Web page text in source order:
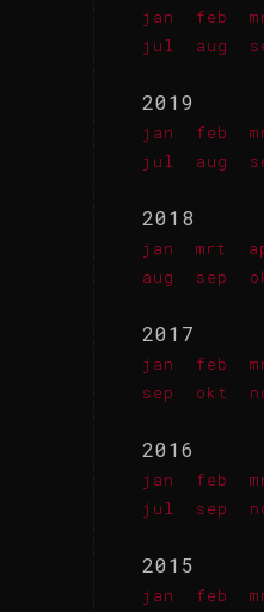
jan feb
jul
aug
2019
jan feb
jul
aug
2018
jan mrt
aug
sep
2017
jan feb
sep
okt
2016
jan feb
jul
sep
2015
jan feb